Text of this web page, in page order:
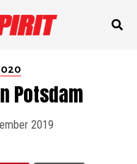
Potsdam
2019